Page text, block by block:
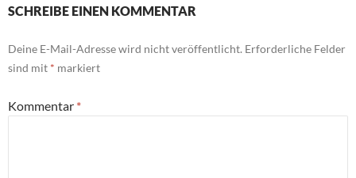
SCHREIBE EINEN KOMMENTAR
Deine E-Mail-Adresse wird nicht veröffentlicht. Erforderliche Felder
sind mit * markiert
Kommentar *